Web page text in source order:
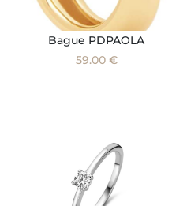
Bague PDPAOLA
59.00 €